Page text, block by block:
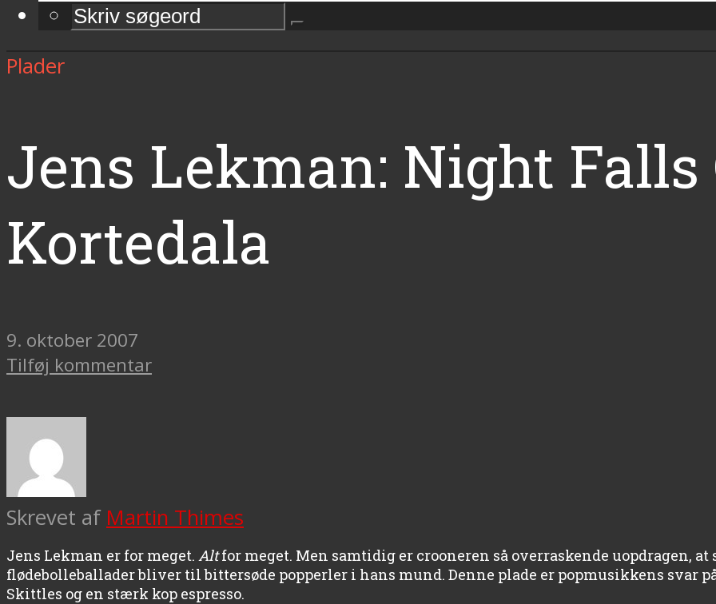
Plader
Jens Lekman: Night Falls
Kortedala
9. oktober 2007
Tilføj kommentar
Skrevet af Martin Thimes
Jens Lekman er for meget. Altfor meget. Men samtidig er crooneren så overraskende uopdragen,
flødebolleballader bliver til bittersøde popperler i hans mund. Denne plade er popmusikkens svar
Skittles og en stærk kop espresso.